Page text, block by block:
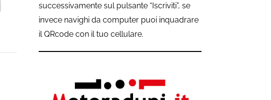
successivamente sul pulsante “Iscriviti”, se
invece navighi da computer puoi inquadrare
il QRcode con il tuo cellulare.